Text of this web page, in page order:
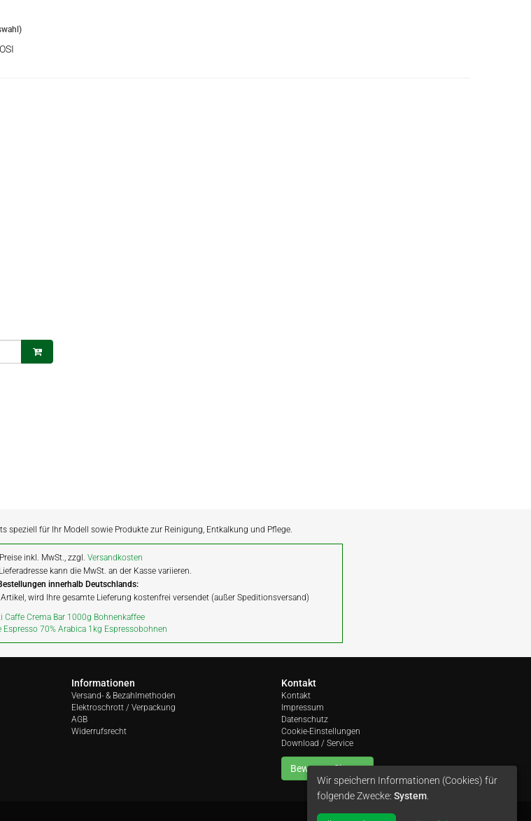
speziell für Ihr Modell sowie Produkte zur Reinigung, Entkalkung und Pflege.
inkl. MwSt., zzgl.Versandkosten
kann die MwSt. an der Kasse variieren.
innerhalb Deutschlands:
wird Ihre gesamte Lieferung kostenfrei versendet (außer Speditionsversand)
Caffe Crema Bar 1000g Bohnenkaffee
Espresso 70% Arabica 1kg Espressobohnen
Informationen
Versand- & Bezahlmethoden
Elektroschrott / Verpackung
AGB
Widerrufsrecht
Kontakt
Kontakt
Impressum
Datenschutz
Cookie-Einstellungen
Download / Service
Bewerten Sie uns
Wir speichern Informationen (Cookies) für
folgende Zwecke: System